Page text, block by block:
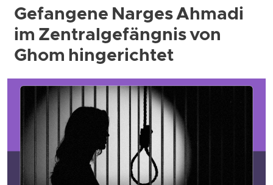
Gefangene Narges Ahmadi
im Zentralgefängnis von
Ghom hingerichtet